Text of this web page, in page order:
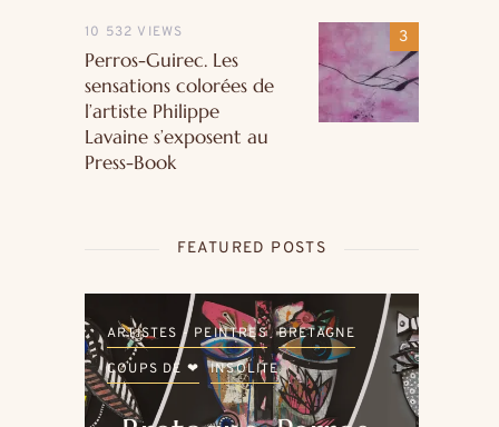
10 532 VIEWS
Perros-Guirec. Les
sensations colorées de
l’artiste Philippe
Lavaine s’exposent au
Press-Book
FEATURED POSTS
ARTISTES - PEINTRES
BRETAGNE
COUPS DE ❤
INSOLITE